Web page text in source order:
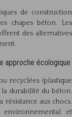
de construction
chapes béton. Les
des alternatives
approche écologique
recyclées (plastique
durabilité du béton.
résistance aux chocs.
environnemental et